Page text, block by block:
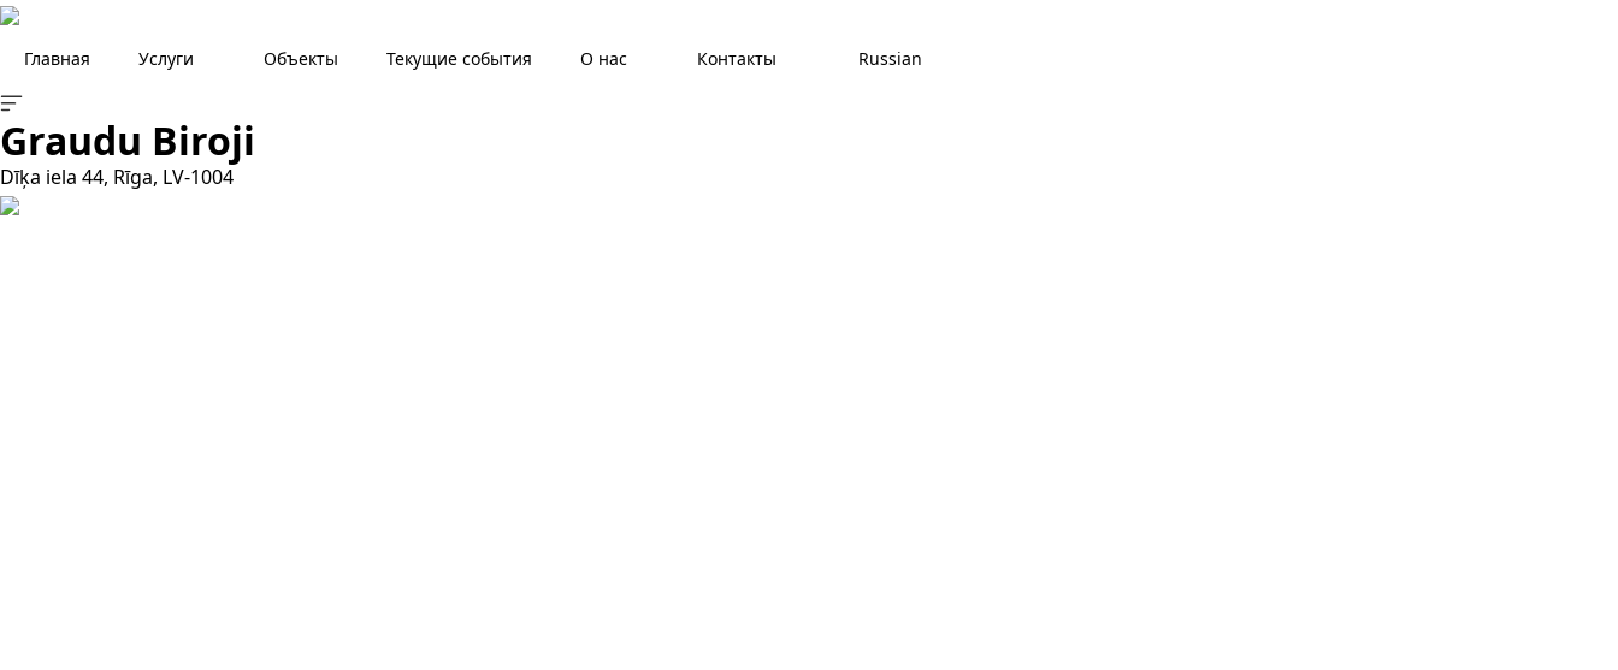
Главная Услуги Объекты Текущие события О нас Контакты Russian
Graudu Biroji
Dīķa iela 44, Rīga, LV-1004